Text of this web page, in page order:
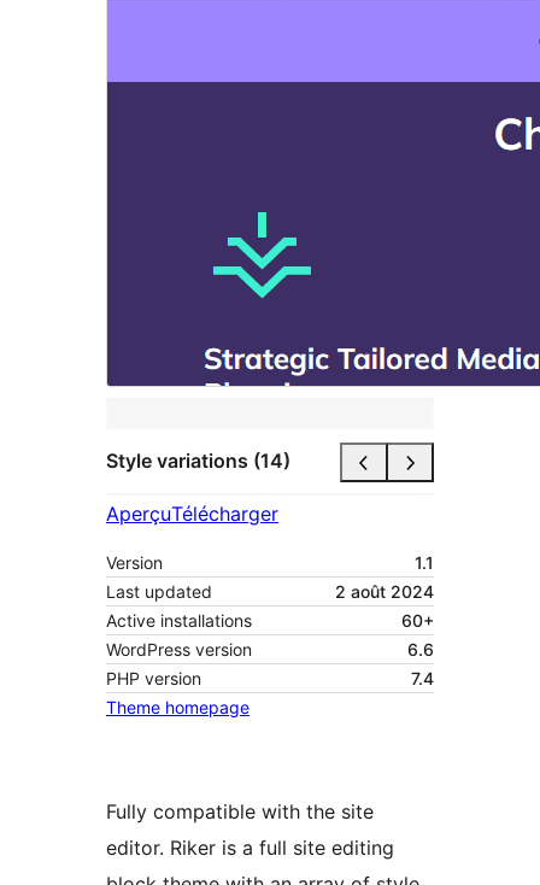
Style variations (14)
AperçuTélécharger
Version
1.1
Last updated
2 août 2024
Active installations
60+
WordPress version
6.6
PHP version
7.4
Theme homepage
Fully compatible with the site
editor. Riker is a full site editing